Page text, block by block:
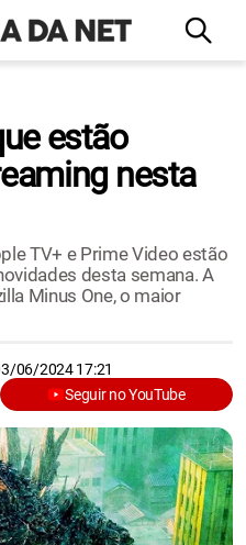
estão
nesta
TV+ e Prime Video estão
desta semana. A
Minus One, o maior
06/2024 17:21
Seguir no YouTube